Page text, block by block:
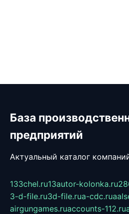
База
предприятий
Актуальный каталог
133chel.ru13autor-kolonka.ru
3-d-file.ru3d-file.rua-cdc.ru
airgungames.ruaccounts-112.ru